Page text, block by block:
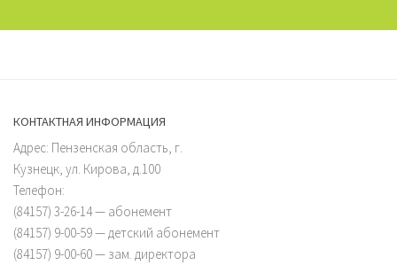
КОНТАКТНАЯ ИНФОРМАЦИЯ
Адрес: Пензенская область, г.
Кузнецк, ул. Кирова, д.100
Телефон:
(84157) 3-26-14 — абонемент
(84157) 9-00-59 — детский абонемент
(84157) 9-00-60 — зам. директора